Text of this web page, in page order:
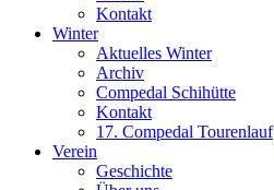
Kontakt
Winter
Aktuelles Winter
Archiv
Compedal Schihütte
Kontakt
17. Compedal Tourenlauf
Verein
Geschichte